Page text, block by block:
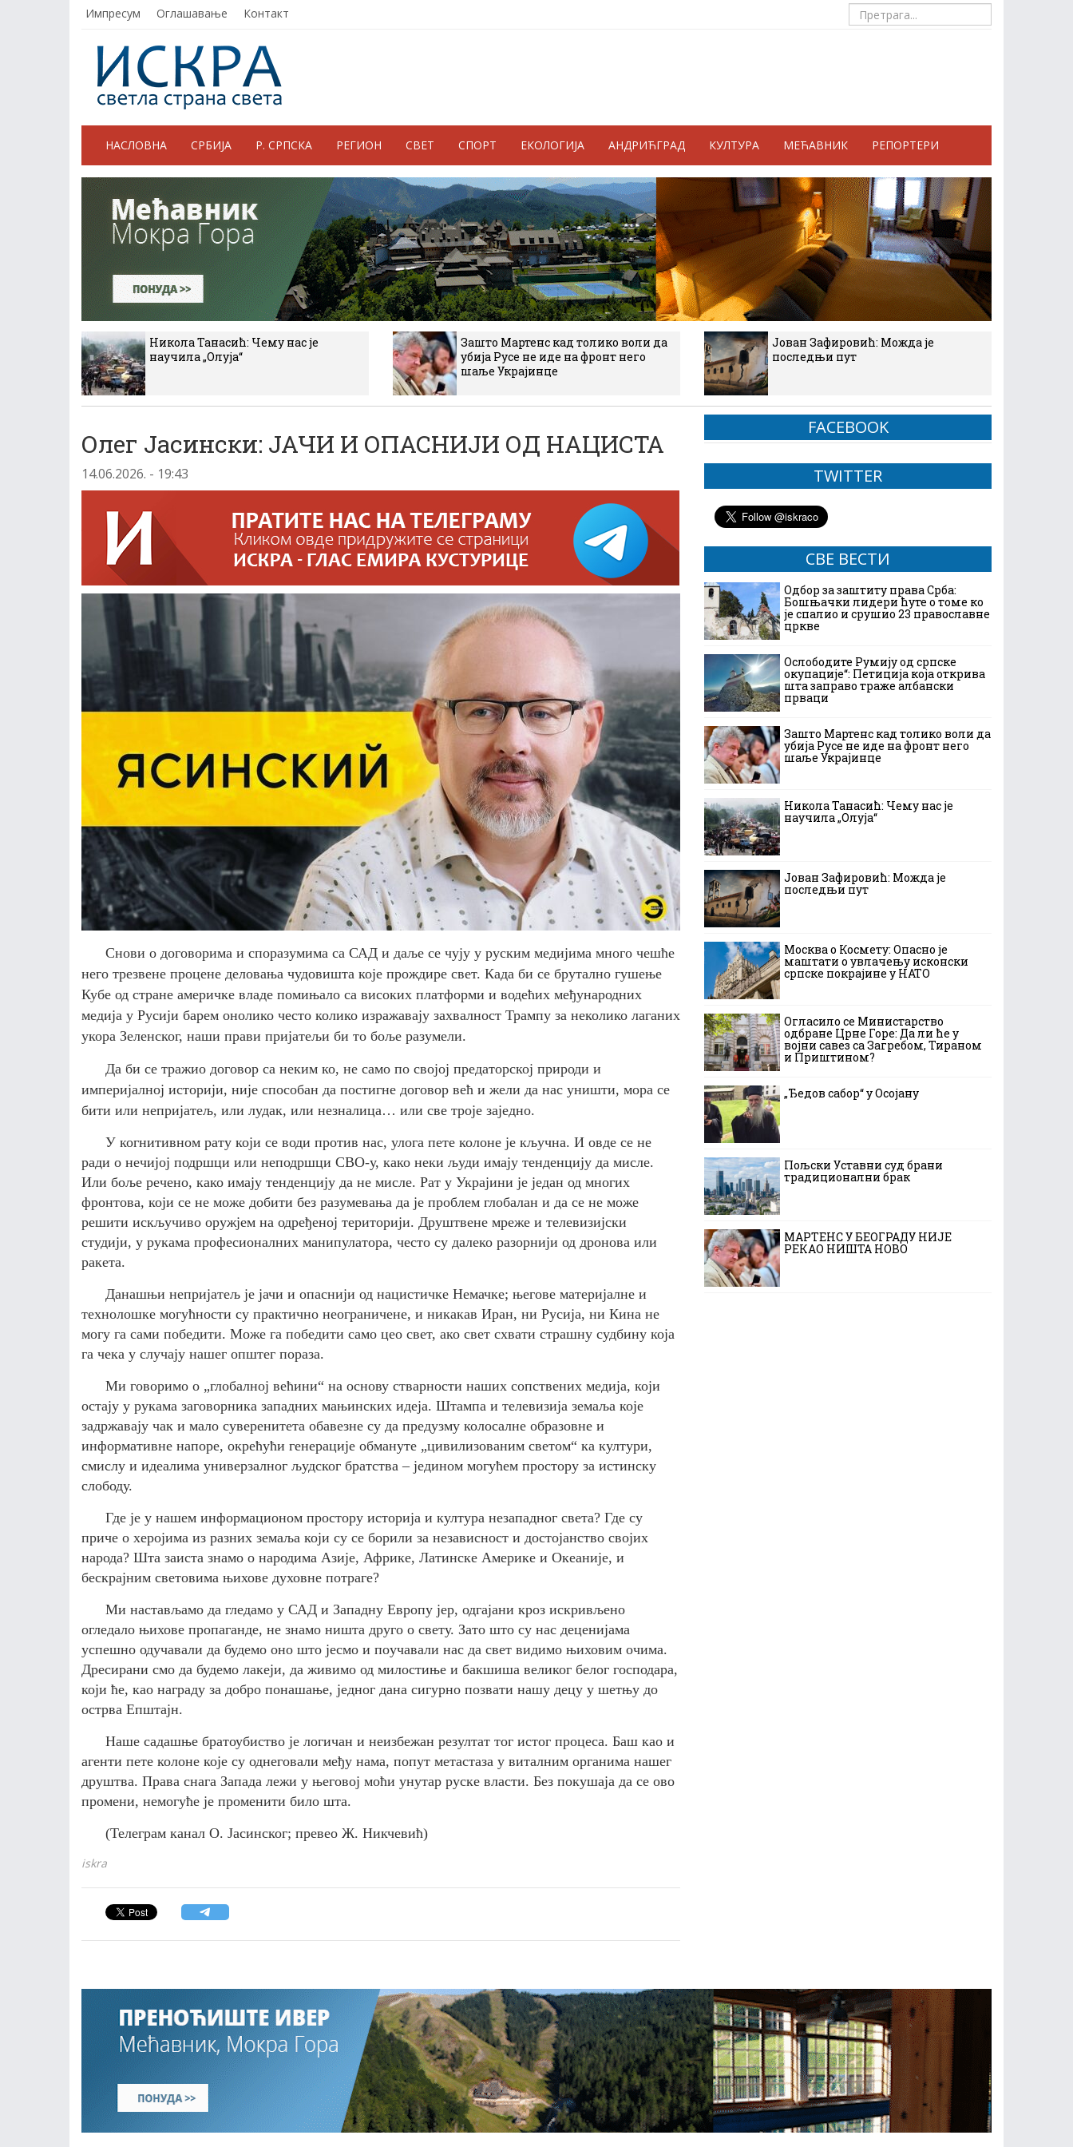
Импресум Оглашавање Контакт
НАСЛОВНА СРБИЈА Р. СРПСКА РЕГИОН СВЕТ СПОРТ ЕКОЛОГИЈА АНДРИЋГРАД КУЛТУРА МЕЋАВНИК РЕПОРТЕРИ
Никола Танасић: Чему нас је
научила „Олуја“
Зашто Мартенс кад толико воли да
убија Русе не иде на фронт него
шаље Украјинце
Јован Зафировић: Можда је
последњи пут
Олег Јасински: ЈАЧИ И ОПАСНИЈИ ОД НАЦИСТА
14.06.2026. - 19:43
Снови о договорима и споразумима са САД и даље се чују у руским медијима много чешће
него трезвене процене деловања чудовишта које прождире свет. Када би се брутално гушење
Кубе од стране америчке владе помињало са високих платформи и водећих међународних
медија у Русији барем онолико често колико изражавају захвалност Трампу за неколико лаганих
укора Зеленског, наши прави пријатељи би то боље разумели.
Да би се тражио договор са неким ко, не само по својој предаторској природи и
империјалној историји, није способан да постигне договор већ и жели да нас уништи, мора се
бити или непријатељ, или лудак, или незналица… или све троје заједно.
У когнитивном рату који се води против нас, улога пете колоне је кључна. И овде се не
ради о нечијој подршци или неподршци СВО-у, како неки људи имају тенденцију да мисле.
Или боље речено, како имају тенденцију да не мисле. Рат у Украјини је један од многих
фронтова, који се не може добити без разумевања да је проблем глобалан и да се не може
решити искључиво оружјем на одређеној територији. Друштвене мреже и телевизијски
студији, у рукама професионалних манипулатора, често су далеко разорнији од дронова или
ракета.
Данашњи непријатељ је јачи и опаснији од нацистичке Немачке; његове материјалне и
технолошке могућности су практично неограничене, и никакав Иран, ни Русија, ни Кина не
могу га сами победити. Може га победити само цео свет, ако свет схвати страшну судбину која
га чека у случају нашег општег пораза.
Ми говоримо о „глобалној већини“ на основу стварности наших сопствених медија, који
остају у рукама заговорника западних мањинских идеја. Штампа и телевизија земаља које
задржавају чак и мало суверенитета обавезне су да предузму колосалне образовне и
информативне напоре, окрећући генерације обмануте „цивилизованим светом“ ка култури,
смислу и идеалима универзалног људског братства – једином могућем простору за истинску
слободу.
Где је у нашем информационом простору историја и култура незападног света? Где су
приче о херојима из разних земаља који су се борили за независност и достојанство својих
народа? Шта заиста знамо о народима Азије, Африке, Латинске Америке и Океаније, и
бескрајним световима њихове духовне потраге?
Ми настављамо да гледамо у САД и Западну Европу јер, одгајани кроз искривљено
огледало њихове пропаганде, не знамо ништа друго о свету. Зато што су нас деценијама
успешно одучавали да будемо оно што јесмо и поучавали нас да свет видимо њиховим очима.
Дресирани смо да будемо лакеји, да живимо од милостиње и бакшиша великог белог господара,
који ће, као награду за добро понашање, једног дана сигурно позвати нашу децу у шетњу до
острва Епштајн.
Наше садашње братоубиство је логичан и неизбежан резултат тог истог процеса. Баш као и
агенти пете колоне које су однеговали међу нама, попут метастаза у виталним органима нашег
друштва. Права снага Запада лежи у његовој моћи унутар руске власти. Без покушаја да се ово
промени, немогуће је променити било шта.
(Телеграм канал О. Јасинског; превео Ж. Никчевић)
iskra
FACEBOOK
TWITTER
СВЕ ВЕСТИ
Одбор за заштиту права Срба:
Бошњачки лидери ћуте о томе ко
је спалио и срушио 23 православне
цркве
Ослободите Румију од српске
окупације“: Петиција која открива
шта заправо траже албански
прваци
Зашто Мартенс кад толико воли да
убија Русе не иде на фронт него
шаље Украјинце
Никола Танасић: Чему нас је
научила „Олуја“
Јован Зафировић: Можда је
последњи пут
Москва о Космету: Опасно је
маштати о увлачењу исконски
српске покрајине у НАТО
Огласило се Министарство
одбране Црне Горе: Да ли ће у
војни савез са Загребом, Тираном
и Приштином?
„Ђедов сабор“ у Осојану
Пољски Уставни суд брани
традиционални брак
МАРТЕНС У БЕОГРАДУ НИЈЕ
РЕКАО НИШТА НОВО